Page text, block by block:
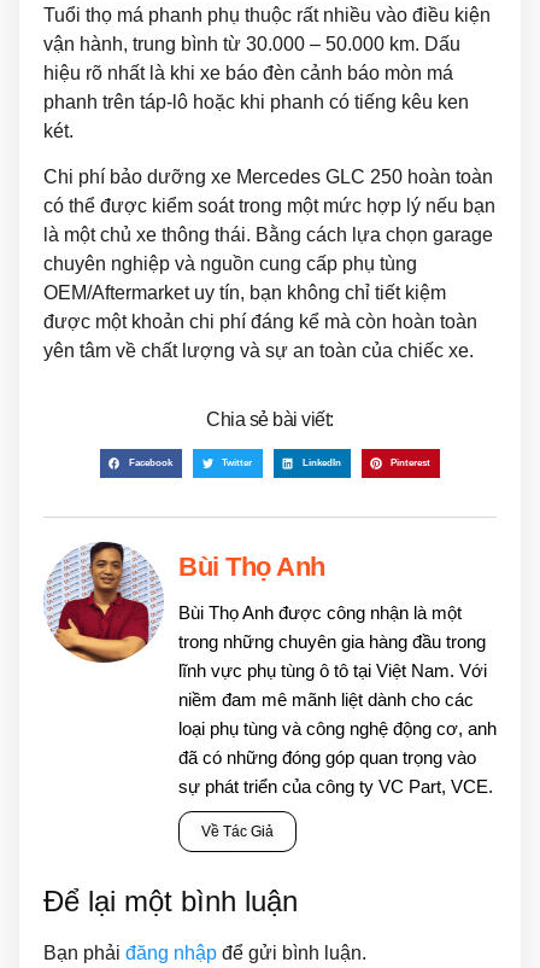
Tuổi thọ má phanh phụ thuộc rất nhiều vào điều kiện
vận hành, trung bình từ 30.000 – 50.000 km. Dấu
hiệu rõ nhất là khi xe báo đèn cảnh báo mòn má
phanh trên táp-lô hoặc khi phanh có tiếng kêu ken
két.
Chi phí bảo dưỡng xe Mercedes GLC 250 hoàn toàn
có thể được kiểm soát trong một mức hợp lý nếu bạn
là một chủ xe thông thái. Bằng cách lựa chọn garage
chuyên nghiệp và nguồn cung cấp phụ tùng
OEM/Aftermarket uy tín, bạn không chỉ tiết kiệm
được một khoản chi phí đáng kể mà còn hoàn toàn
yên tâm về chất lượng và sự an toàn của chiếc xe.
Chia sẻ bài viết:
Facebook Twitter LinkedIn Pinterest
Bùi Thọ Anh
Bùi Thọ Anh được công nhận là một
trong những chuyên gia hàng đầu trong
lĩnh vực phụ tùng ô tô tại Việt Nam. Với
niềm đam mê mãnh liệt dành cho các
loại phụ tùng và công nghệ động cơ, anh
đã có những đóng góp quan trọng vào
sự phát triển của công ty VC Part, VCE.
Về Tác Giả
Để lại một bình luận
Bạn phải đăng nhập để gửi bình luận.